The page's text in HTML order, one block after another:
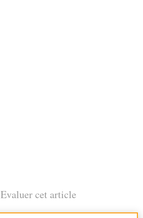
Evaluer cet article